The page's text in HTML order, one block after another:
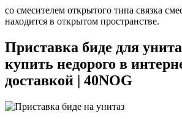
со смесителем открытого типа связка
находится в открытом пространстве.
Приставка биде для
купить недорого в
доставкой | 40NOG